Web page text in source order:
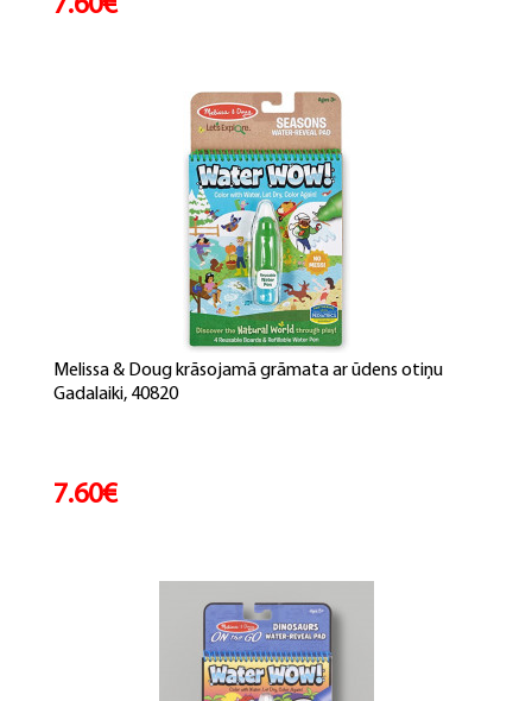
7.60€
Melissa & Doug krāsojamā grāmata ar ūdens otiņu
Gadalaiki, 40820
7.60€